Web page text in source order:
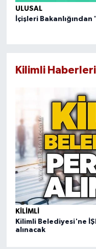
ULUSAL
İçişleri
Kilimli Haberleri
KILIMLI
Kilimli Belediyesi'ne
alınacak